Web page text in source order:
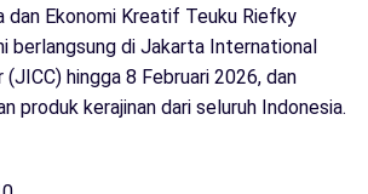
dan Ekonomi Kreatif Teuku Riefky
berlangsung di Jakarta International
hingga 8 Februari 2026, dan
produk kerajinan dari seluruh Indonesia.